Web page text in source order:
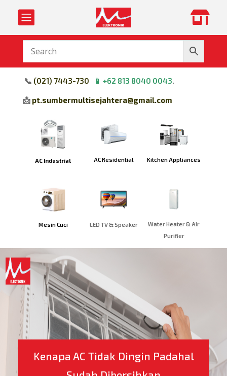
 
📞 (021) 7443-730 📱 +62 813 8040 0043.
📩 pt.sumbermultisejahtera@gmail.com
AC Industrial AC Residential Kitchen Appliances
Mesin Cuci LED TV & Speaker
Water Heater & Air
Purifier
Kenapa AC Tidak Dingin Padahal